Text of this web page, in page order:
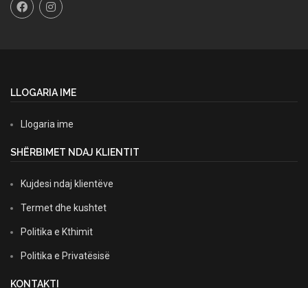
LLOGARIA IME
Llogaria ime
SHËRBIMET NDAJ KLIENTIT
Kujdesi ndaj klientëve
Termet dhe kushtet
Politika e Kthimit
Politika e Privatësisë
KONTAKTI